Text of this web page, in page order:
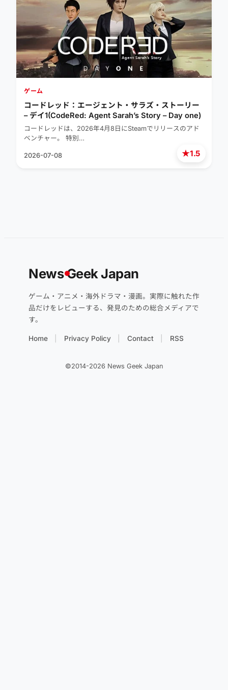
★1.5
ゲーム
コードレッド：エージェント・サラズ・ストーリー
– デイ1(CodeRed: Agent Sarah’s Story – Day one)
コードレッドは、2026年4月8日にSteamでリリースのアド
ベンチャー。 特別…
2026-07-08
NewsGeek Japan
ゲーム・アニメ・海外ドラマ・漫画。実際に触れた作
品だけをレビューする、発見のための総合メディアで
す。
Home Privacy Policy Contact RSS
©2014-2026 News Geek Japan